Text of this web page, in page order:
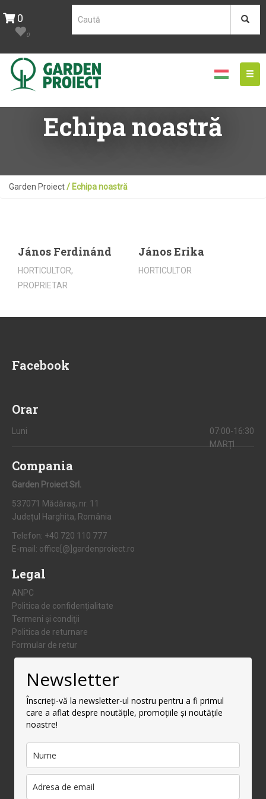
0
0
Echipa noastră
Garden Proiect/ Echipa noastră
János Ferdinánd
HORTICULTOR,
PROPRIETAR
János Erika
HORTICULTOR
Facebook
Orar
Luni
07:00-16:30
MARȚI
Compania
Garden Proiect Srl.
537071 Mădăraș, nr. 11
Județul Harghita, România
Telefon: +40 720 110 777
E-mail: office[@]gardenproiect.ro
Legal
ANPC
Politica de confidenţialitate
Termeni şi condiţii
Politica de returnare
Formular de retur
Newsletter
Înscrieți-vă la newsletter-ul nostru pentru a fi primul
care a aflat despre noutățile, promoțiile și noutățile
noastre!